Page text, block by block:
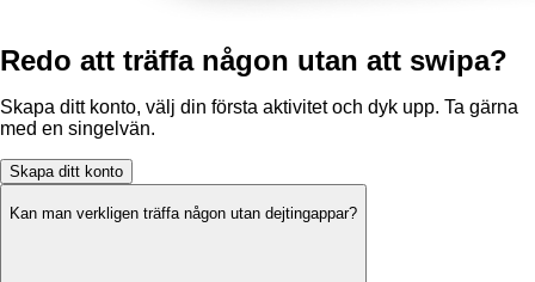
Redo att träffa någon utan att swipa?
Skapa ditt konto, välj din första aktivitet och dyk upp. Ta gärna
med en singelvän.
Skapa ditt konto
Kan man verkligen träffa någon utan dejtingappar?